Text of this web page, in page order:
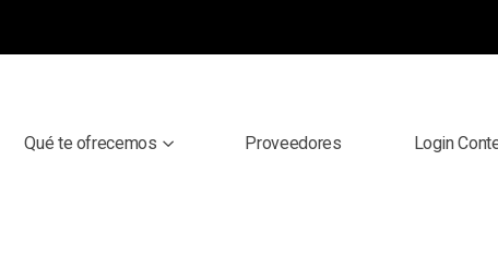
Qué te ofrecemos Proveedores Login